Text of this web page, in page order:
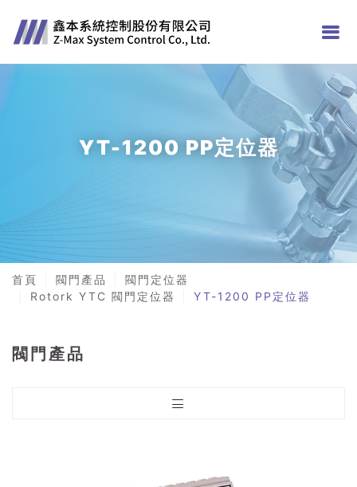
YT-1200 PP定位器
首頁 閥門產品
閥門定位器
Rotork YTC 閥門定位器
YT-1200 PP定位器
閥門產品